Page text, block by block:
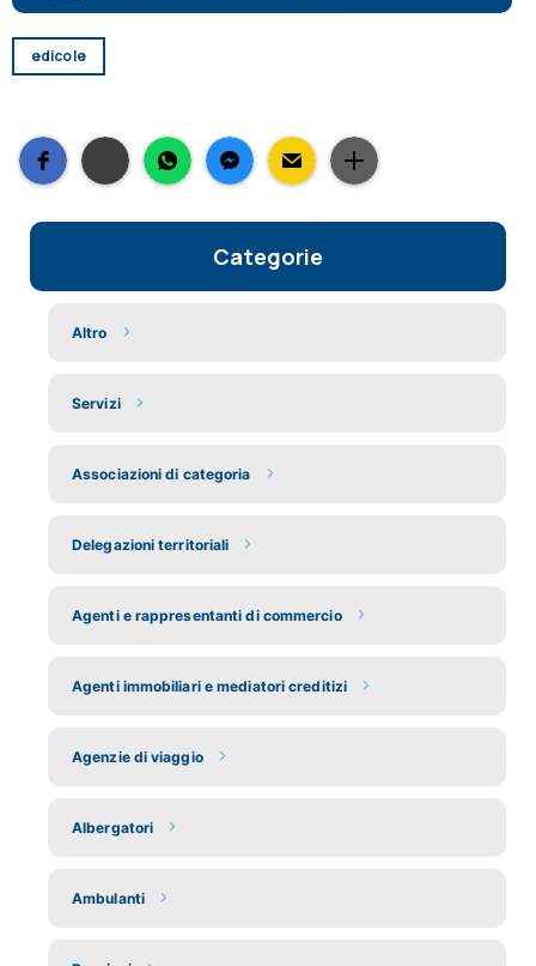
edicole
Categorie
Altro
Servizi
Associazioni di categoria
Delegazioni territoriali
Agenti e rappresentanti di commercio
Agenti immobiliari e mediatori creditizi
Agenzie di viaggio
Albergatori
Ambulanti